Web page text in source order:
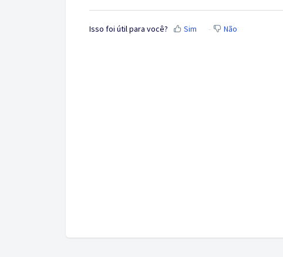
Isso foi útil para você? Sim Não